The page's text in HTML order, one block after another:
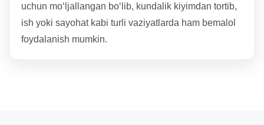
uchun mo‘ljallangan bo‘lib, kundalik kiyimdan tortib,
ish yoki sayohat kabi turli vaziyatlarda ham bemalol
foydalanish mumkin.